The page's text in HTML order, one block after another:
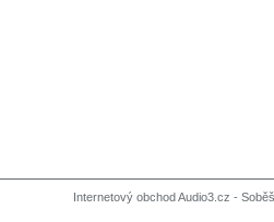
Internetový obchod Audio3.cz -